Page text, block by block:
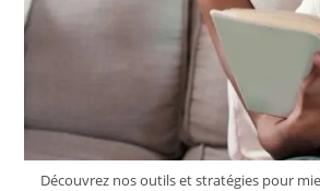
Découvrez nos outils et stratégies pour